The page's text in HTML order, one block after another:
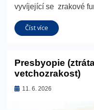
vyvíjející se zrakové
Číst více
Presbyopie
vetchozrakost)
Zveřejněno
11. 6. 2026